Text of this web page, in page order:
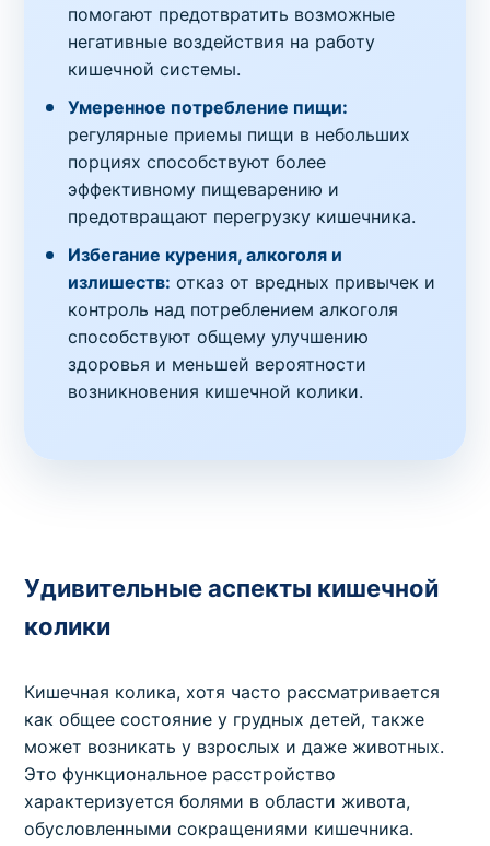
помогают предотвратить возможные
негативные воздействия на работу
кишечной системы.
Умеренное потребление пищи:
регулярные приемы пищи в небольших
порциях способствуют более
эффективному пищеварению и
предотвращают перегрузку кишечника.
Избегание курения, алкоголя и
излишеств: отказ от вредных привычек и
контроль над потреблением алкоголя
способствуют общему улучшению
здоровья и меньшей вероятности
возникновения кишечной колики.
Удивительные аспекты кишечной
колики
Кишечная колика, хотя часто рассматривается
как общее состояние у грудных детей, также
может возникать у взрослых и даже животных.
Это функциональное расстройство
характеризуется болями в области живота,
обусловленными сокращениями кишечника.